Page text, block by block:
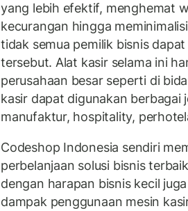
yang lebih efektif, menghemat
kecurangan hingga
tidak semua pemilik bisnis
tersebut. Alat kasir selama ini
perusahaan besar seperti di
kasir dapat digunakan berbagai
manufaktur, hospitality,
Codeshop Indonesia sendiri
perbelanjaan solusi bisnis
dengan harapan bisnis kecil
dampak penggunaan mesin